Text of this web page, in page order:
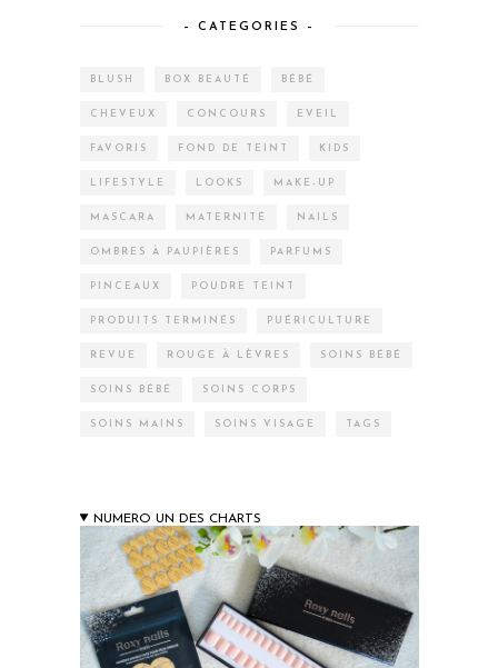
– CATEGORIES –
BLUSH BOX BEAUTÉ BÉBÉ
CHEVEUX CONCOURS EVEIL
FAVORIS FOND DE TEINT KIDS
LIFESTYLE LOOKS MAKE-UP
MASCARA MATERNITÉ NAILS
OMBRES À PAUPIÈRES PARFUMS
PINCEAUX POUDRE TEINT
PRODUITS TERMINÉS PUÉRICULTURE
REVUE ROUGE À LÈVRES SOINS BÉBÉ
SOINS BÉBÉ SOINS CORPS
SOINS MAINS SOINS VISAGE TAGS
NUMERO UN DES CHARTS